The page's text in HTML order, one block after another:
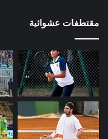
مقتطفات عشوائية